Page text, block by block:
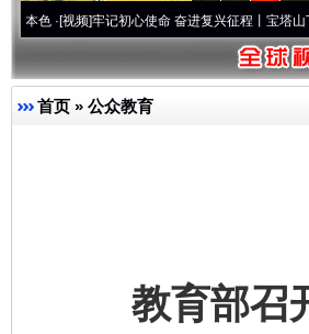
牢记初心使命 奋进复兴征程丨宝塔山下好光景..·[
首页 » 公众教育
教育部召开